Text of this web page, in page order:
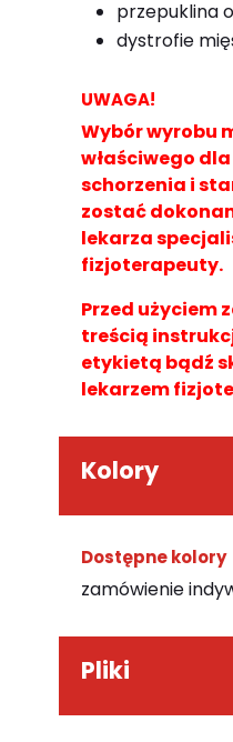
przepuklina
dystrofie
UWAGA!
Wybór wyrobu
właściwego
schorzenia i
zostać
lekarza
fizjoterapeuty.
Przed użyciem
treścią
etykietą bądź
lekarzem
Kolory
Dostępne kolory
zamówienie
Pliki